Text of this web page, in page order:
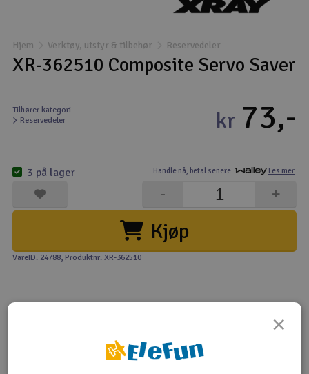
Droner
Fly
Helikopter
Kamerautstyr
Modellbygging, LEGO & byggesett
Modelljernbane
Motor & tilbehør
Hjem Verktøy, utstyr & tilbehør Reservedeler
XR-362510 Composite Servo Saver
Tilhører kategori
Reservedeler
Handle nå, betal senere. Les mer
kr 73,-
Kjøp
+
-
3 på lager
VareID: 24788, Produktnr: XR-362510
Tips en venn Anmeldelser
×